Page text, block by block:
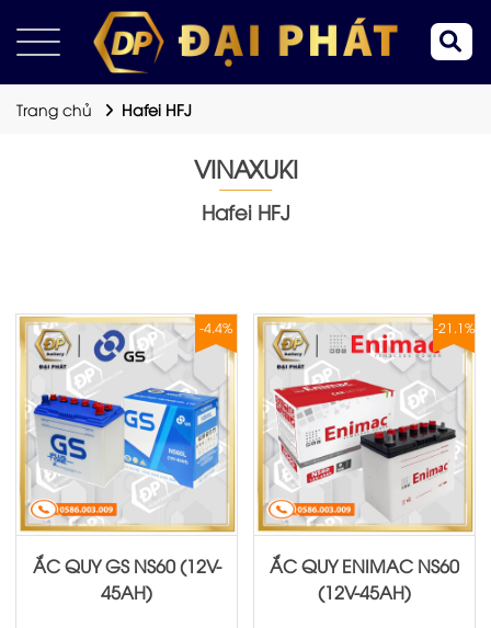
Trang chủ Hafei HFJ
VINAXUKI
Hafei HFJ
-4.4%
ẮC QUY GS NS60 (12V-
45AH)
-21.1%
ẮC QUY ENIMAC NS60
(12V-45AH)